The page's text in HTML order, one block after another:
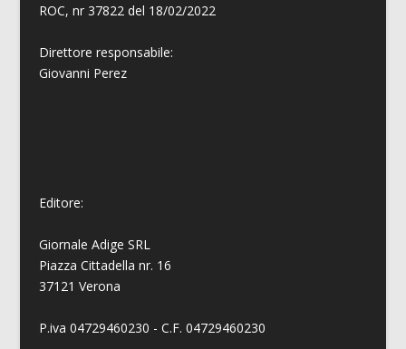
ROC, nr 37822 del 18/02/2022
Direttore responsabile:
Giovanni Perez
Editore:
Giornale Adige SRL
Piazza Cittadella nr. 16
37121 Verona
P.iva 04729460230 - C.F. 04729460230